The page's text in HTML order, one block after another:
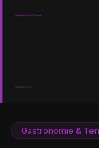
Gastronomie &